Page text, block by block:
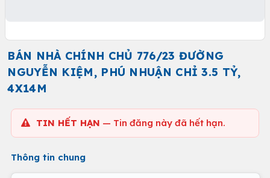
BÁN NHÀ CHÍNH CHỦ 776/23 ĐƯỜNG
NGUYỄN KIỆM, PHÚ NHUẬN CHỈ 3.5 TỶ,
4X14M
TIN HẾT HẠN — Tin đăng này đã hết hạn.
Thông tin chung